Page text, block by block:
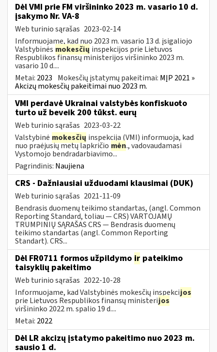
Dėl VMI prie FM viršininko 2023 m. vasario 10 d.
įsakymo Nr. VA-8
Web turinio sąrašas 2023-02-14
Informuojame, kad nuo 2023 m. vasario 13 d. įsigaliojo
Valstybinės mokesčių inspekcijos prie Lietuvos
Respublikos finansų ministerijos viršininko 2023 m.
vasario 10 d....
Metai: 2023 Mokesčių įstatymų pakeitimai: MĮP 2021 »
Akcizų mokesčių pakeitimai nuo 2023 m.
VMI perdavė Ukrainai valstybės konfiskuoto
turto už beveik 200 tūkst. eurų
Web turinio sąrašas 2023-03-22
Valstybinė mokesčių inspekcija (VMI) informuoja, kad
nuo praėjusių metų lapkričio mėn., vadovaudamasi
Vystomojo bendradarbiavimo...
Pagrindinis: Naujiena
CRS - Dažniausiai užduodami klausimai (DUK)
Web turinio sąrašas 2021-11-09
Bendrasis duomenų teikimo standartas, (angl. Common
Reporting Standard, toliau — CRS) VARTOJAMŲ
TRUMPINIŲ SĄRAŠAS CRS — Bendrasis duomenų
teikimo standartas (angl. Common Reporting
Standart). CRS...
Dėl FR0711 formos užpildymo ir pateikimo
taisyklių pakeitimo
Web turinio sąrašas 2022-10-28
Informuojame, kad Valstybinės mokesčių inspekcijos
prie Lietuvos Respublikos finansų ministerijos
viršininko 2022 m. spalio 19 d....
Metai: 2022
Dėl LR akcizų įstatymo pakeitimo nuo 2023 m.
sausio 1 d.